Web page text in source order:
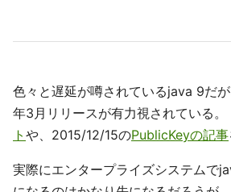
色々と遅延が噂されているjava 9だ
年3月リリースが有力視されている。
ト や、2015/12/15のPublicKeyの記事
実際にエンタープライズシステムで